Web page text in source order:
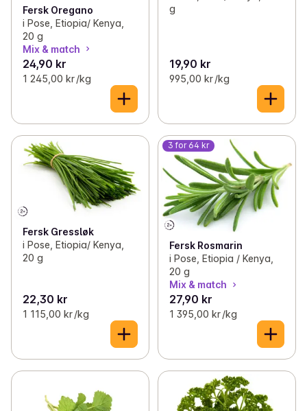
Fersk Oregano
i Pose, Etiopia/ Kenya,
20 g
Mix & match
24,90 kr
1 245,00 kr /kg
g
19,90 kr
995,00 kr /kg
Fersk Gressløk
i Pose, Etiopia/ Kenya,
20 g
22,30 kr
1 115,00 kr /kg
3 for 64 kr
Fersk Rosmarin
i Pose, Etiopia / Kenya,
20 g
Mix & match
27,90 kr
1 395,00 kr /kg